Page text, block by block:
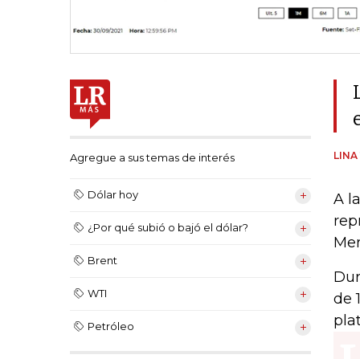
Agregue a sus temas de interés
Dólar hoy
¿Por qué subió o bajó el dólar?
Brent
WTI
Petróleo
LINA
A
de